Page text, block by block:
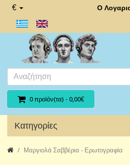
€ Ο
0 προϊόν(τα) - 0,00€
Κατηγορίες
Μαργιολά Σαββέρια - Ερωτογραφία